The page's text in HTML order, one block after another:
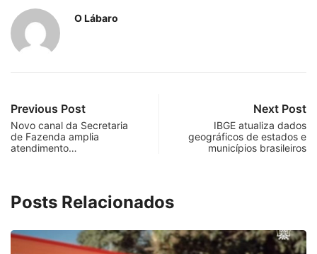
O Lábaro
Previous Post
Novo canal da Secretaria
de Fazenda amplia
atendimento…
Next Post
IBGE atualiza dados
geográficos de estados e
municípios brasileiros
Posts Relacionados